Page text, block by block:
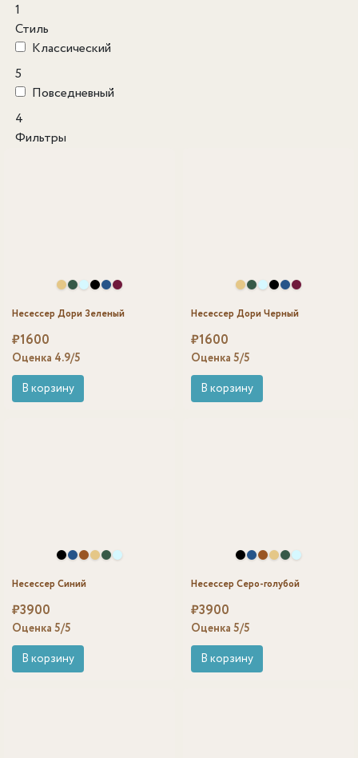
1
Стиль
Классический
5
Повседневный
4
Фильтры
Несессер Дори Зеленый
₽1600
Оценка 4.9/5
В корзину
Несессер Дори Черный
₽1600
Оценка 5/5
В корзину
Несессер Синий
₽3900
Оценка 5/5
В корзину
Несессер Серо-голубой
₽3900
Оценка 5/5
В корзину